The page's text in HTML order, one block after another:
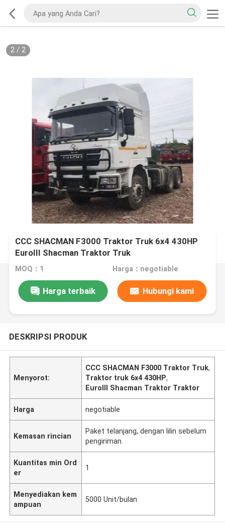
2/ 2
CCC SHACMAN F3000 Traktor Truk 6x4 430HP
EuroIII Shacman Traktor Truk
MOQ：1 Harga：negotiable
Harga terbaik Hubungi kami
DESKRIPSI PRODUK
Menyorot:
CCC SHACMAN F3000 Traktor Truk,
Traktor truk 6x4 430HP,
EuroIII Shacman Traktor Traktor
Harga negotiable
Kemasan rincian
Paket telanjang, dengan lilin sebelum
pengiriman.
Kuantitas min Ord
er
1
Menyediakan kem
ampuan
5000 Unit/bulan